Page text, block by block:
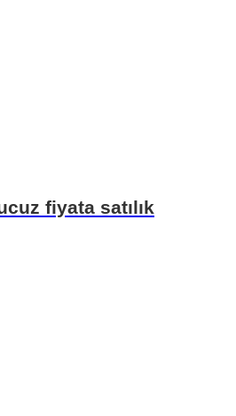
fiyata satılık